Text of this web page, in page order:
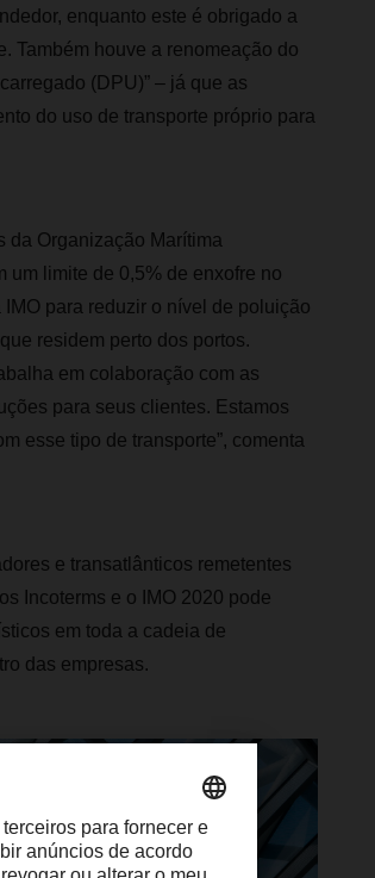
enquanto este é obrigado a
Também houve a renomeação do
(DPU)” – já que as
do uso de transporte próprio para
da Organização Marítima
um limite de 0,5% de enxofre no
para reduzir o nível de poluição
residem perto dos portos.
em colaboração com as
para seus clientes. Estamos
esse tipo de transporte”, comenta
e transatlânticos remetentes
Incoterms e o IMO 2020 pode
em toda a cadeia de
das empresas.